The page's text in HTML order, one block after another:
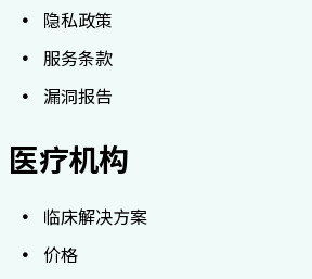
隐私政策
服务条款
漏洞报告
医疗机构
临床解决方案
价格